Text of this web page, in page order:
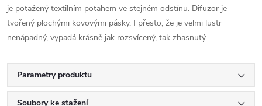
je potažený textilním potahem ve stejném odstínu. Difuzor je
tvořený plochými kovovými pásky. I přesto, že je velmi lustr
nenápadný, vypadá krásně jak rozsvícený, tak zhasnutý.
Parametry produktu
Soubory ke stažení